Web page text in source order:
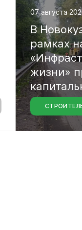
07 августа
В
рамках
жизни»